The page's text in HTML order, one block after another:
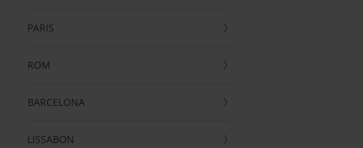
PARIS
ROM
BARCELONA
LISSABON